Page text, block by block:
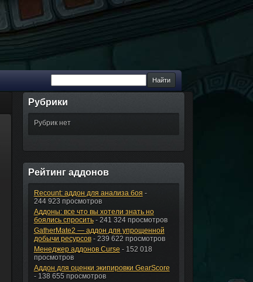
Рубрики
Рубрик нет
Рейтинг аддонов
Recount: аддон для анализа боя -
244 923 просмотров
Аддоны: все что вы хотели знать но
боялись спросить- 241 324 просмотров
GatherMate2 — аддон для упрощенной
добычи ресурсов- 239 622 просмотров
Менеджер аддонов Curse - 152 018
просмотров
Аддон для оценки экипировки GearScore
- 138 655 просмотров